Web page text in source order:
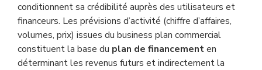
conditionnent sa crédibilité auprès des utilisateurs et
financeurs. Les prévisions d’activité (chiffre d’affaires,
volumes, prix) issues du business plan commercial
constituent la base du plan de financementen
déterminant les revenus futurs et indirectement la